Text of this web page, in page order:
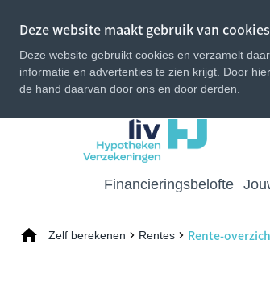
Deze website maakt gebruik van cookies
Deze website gebruikt cookies en verzamelt
informatie en advertenties te zien krijgt. Door
de hand daarvan door ons en door derden.
Financieringsbelofte
Zelf berekenen Rentes Rente-